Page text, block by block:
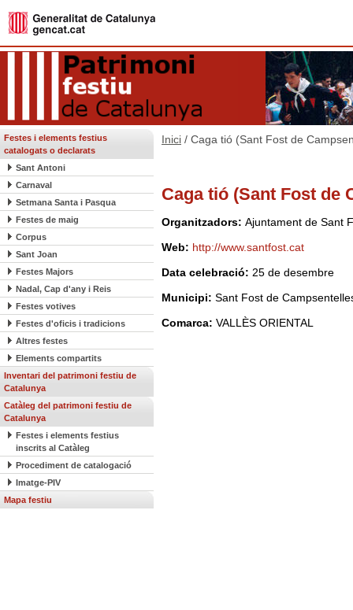
Festes i elements festius
catalogats o declarats
Sant Antoni
Carnaval
Setmana Santa i Pasqua
Festes de maig
Corpus
Sant Joan
Festes Majors
Nadal, Cap d'any i Reis
Festes votives
Festes d'oficis i tradicions
Altres festes
Elements compartits
Inventari del patrimoni festiu de
Catalunya
Catàleg del patrimoni festiu de
Catalunya
Festes i elements festius
inscrits al Catàleg
Procediment de catalogació
Imatge-PIV
Mapa festiu
Inici / Caga tió (Sant Fost de
Caga tió (Sant Fost de
Organitzadors: Ajuntament de Sant
Web: http://www.santfost.cat
Data celebració: 25 de desembre
Municipi: Sant Fost de
Comarca: VALLÈS ORIENTAL